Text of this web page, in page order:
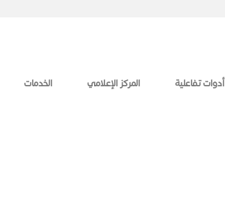
أدوات تفاعلية المركز الإعلامي الخدمات